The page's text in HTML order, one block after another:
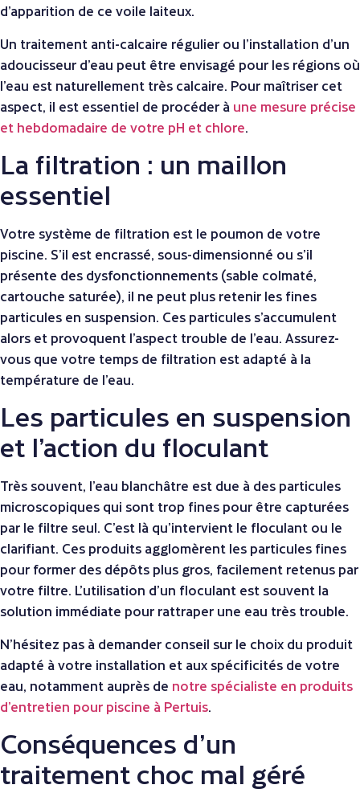
d’apparition de ce voile laiteux.
Un traitement anti-calcaire régulier ou l’installation d’un
adoucisseur d’eau peut être envisagé pour les régions où
l’eau est naturellement très calcaire. Pour maîtriser cet
aspect, il est essentiel de procéder à une mesure précise
et hebdomadaire de votre pH et chlore.
La filtration : un maillon
essentiel
Votre système de filtration est le poumon de votre
piscine. S’il est encrassé, sous-dimensionné ou s’il
présente des dysfonctionnements (sable colmaté,
cartouche saturée), il ne peut plus retenir les fines
particules en suspension. Ces particules s’accumulent
alors et provoquent l’aspect trouble de l’eau. Assurez-
vous que votre temps de filtration est adapté à la
température de l’eau.
Les particules en suspension
et l’action du floculant
Très souvent, l’eau blanchâtre est due à des particules
microscopiques qui sont trop fines pour être capturées
par le filtre seul. C’est là qu’intervient le floculant ou le
clarifiant. Ces produits agglomèrent les particules fines
pour former des dépôts plus gros, facilement retenus par
votre filtre. L’utilisation d’un floculant est souvent la
solution immédiate pour rattraper une eau très trouble.
N’hésitez pas à demander conseil sur le choix du produit
adapté à votre installation et aux spécificités de votre
eau, notamment auprès de notre spécialiste en produits
d’entretien pour piscine à Pertuis.
Conséquences d’un
traitement choc mal géré